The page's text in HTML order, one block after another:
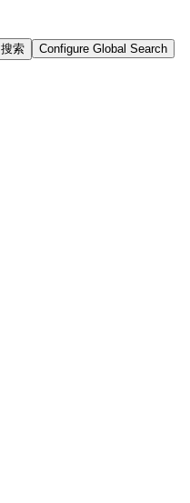
搜索 Configure Global Search